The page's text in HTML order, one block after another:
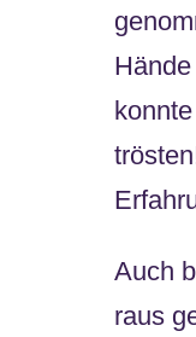
Auch
raus